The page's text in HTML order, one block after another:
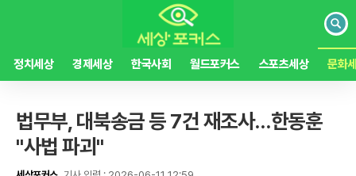
검
색
정치세상 경제세상 한국사회 월드포커스 스포츠세상 문화
법무부, 대북송금 등 7건 재조사…한동훈
"사법 파괴"